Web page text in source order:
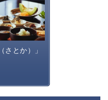
な飲み残しはご遠慮い
ら、庭園を眺めなが
はこちらで行います。
さとか）」
うな、そし
食事内容と
お粥・出汁
魚・・...